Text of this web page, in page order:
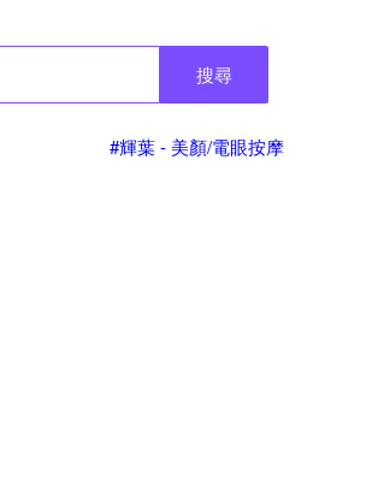
搜尋
#輝葉 - 美顏/電眼按摩